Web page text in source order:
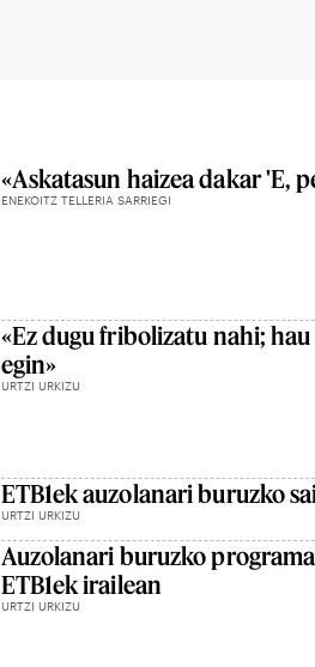
«Askatasun haizea dakar 'E,
ENEKOITZ TELLERIA SARRIEGI
«Ez dugu fribolizatu nahi;
egin»
URTZI URKIZU
ETB1ek auzolanari buruzko
URTZI URKIZU
Auzolanari buruzko
ETB1ek irailean
URTZI URKIZU